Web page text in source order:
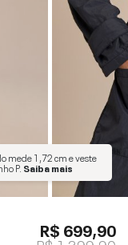
mede1,72 cme veste
P. Saiba mais
R$ 699,90